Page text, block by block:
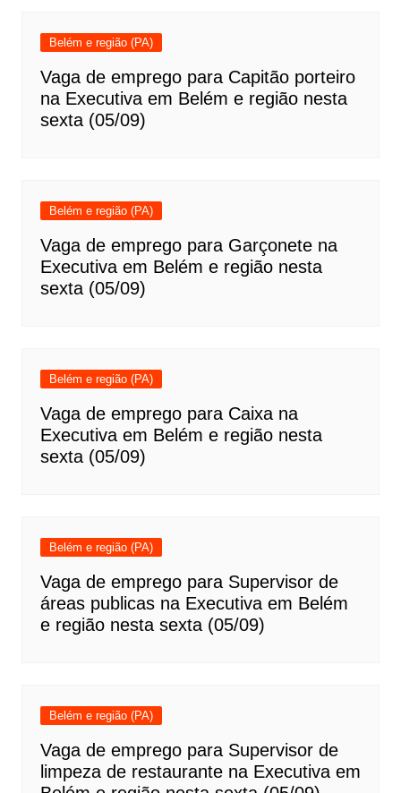
Belém e região (PA)
Vaga de emprego para Capitão porteiro
na Executiva em Belém e região nesta
sexta (05/09)
Belém e região (PA)
Vaga de emprego para Garçonete na
Executiva em Belém e região nesta
sexta (05/09)
Belém e região (PA)
Vaga de emprego para Caixa na
Executiva em Belém e região nesta
sexta (05/09)
Belém e região (PA)
Vaga de emprego para Supervisor de
áreas publicas na Executiva em Belém
e região nesta sexta (05/09)
Belém e região (PA)
Vaga de emprego para Supervisor de
limpeza de restaurante na Executiva em